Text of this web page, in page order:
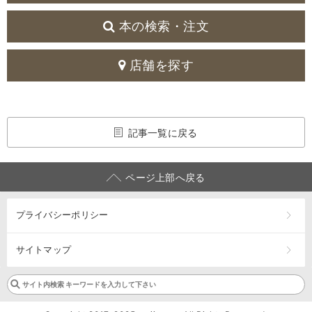
本の検索・注文
店舗を探す
記事一覧に戻る
ページ上部へ戻る
プライバシーポリシー
サイトマップ